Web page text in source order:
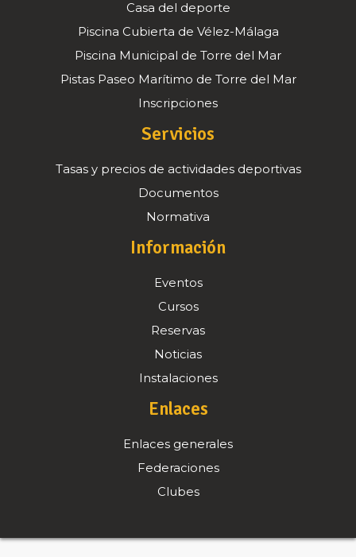
Casa del deporte
Piscina Cubierta de Vélez-Málaga
Piscina Municipal de Torre del Mar
Pistas Paseo Marítimo de Torre del Mar
Inscripciones
Servicios
Tasas y precios de actividades deportivas
Documentos
Normativa
Información
Eventos
Cursos
Reservas
Noticias
Instalaciones
Enlaces
Enlaces generales
Federaciones
Clubes